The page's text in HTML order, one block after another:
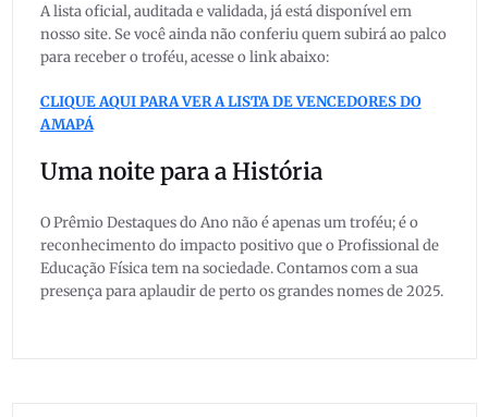
A lista oficial, auditada e validada, já está disponível em
nosso site. Se você ainda não conferiu quem subirá ao palco
para receber o troféu, acesse o link abaixo:
CLIQUE AQUI PARA VER A LISTA DE VENCEDORES DO
AMAPÁ
Uma noite para a História
O Prêmio Destaques do Ano não é apenas um troféu; é o
reconhecimento do impacto positivo que o Profissional de
Educação Física tem na sociedade. Contamos com a sua
presença para aplaudir de perto os grandes nomes de 2025.